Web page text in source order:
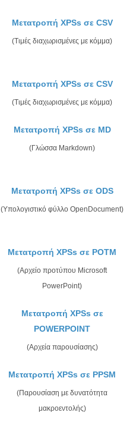
Μετατροπή XPSs σε CSV
(Τιμές διαχωρισμένες με κόμμα)
Μετατροπή XPSs σε CSV
(Τιμές διαχωρισμένες με κόμμα)
Μετατροπή XPSs σε MD
(Γλώσσα Markdown)
Μετατροπή XPSs σε ODS
(Υπολογιστικό φύλλο OpenDocument)
Μετατροπή XPSs σε POTM
(Αρχείο προτύπου Microsoft
PowerPoint)
Μετατροπή XPSs σε
POWERPOINT
(Αρχεία παρουσίασης)
Μετατροπή XPSs σε PPSM
(Παρουσίαση με δυνατότητα
μακροεντολής)